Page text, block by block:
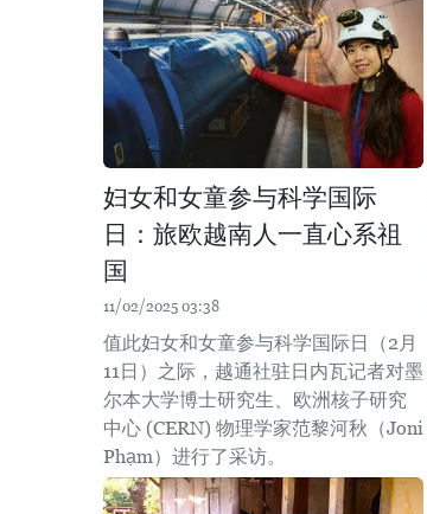
妇女和女童参与科学国际
日：旅欧越南人一直心系祖
国
11/02/2025 03:38
值此妇女和女童参与科学国际日（2月
11日）之际，越通社驻日内瓦记者对墨
尔本大学博士研究生、欧洲核子研究
中心 (CERN) 物理学家范黎河秋（Joni
Phạm）进行了采访。